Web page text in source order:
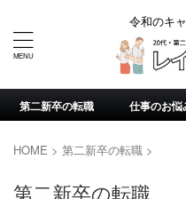
令和のキ
第二新卒の転職 仕事のお悩
HOME > 第二新卒の転職 >
第二新卒の転職